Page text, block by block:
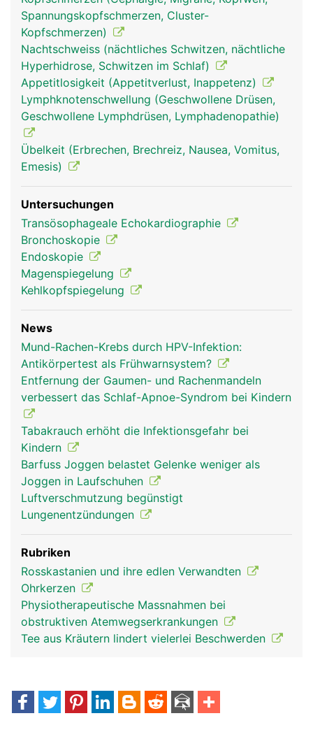
Mittelohr herstellt und für den Druckausgleich
beim Schlucken sorgt.
Rachen Mann
Spannungskopfschmerzen, Cluster-
Kopfschmerzen)
Nachtschweiss (nächtliches Schwitzen, nächtliche
Hyperhidrose, Schwitzen im Schlaf)
Appetitlosigkeit (Appetitverlust, Inappetenz)
Lymphknotenschwellung (Geschwollene Drüsen,
Geschwollene Lymphdrüsen, Lymphadenopathie)
Übelkeit (Erbrechen, Brechreiz, Nausea, Vomitus,
Emesis)
Untersuchungen
Transösophageale Echokardiographie
Bronchoskopie
Endoskopie
Magenspiegelung
Kehlkopfspiegelung
News
Mund-Rachen-Krebs durch HPV-Infektion:
Antikörpertest als Frühwarnsystem?
Entfernung der Gaumen- und Rachenmandeln
verbessert das Schlaf-Apnoe-Syndrom bei Kindern
Tabakrauch erhöht die Infektionsgefahr bei
Kindern
Barfuss Joggen belastet Gelenke weniger als
Joggen in Laufschuhen
Luftverschmutzung begünstigt
Lungenentzündungen
Rubriken
Rosskastanien und ihre edlen Verwandten
Ohrkerzen
Physiotherapeutische Massnahmen bei
obstruktiven Atemwegserkrankungen
Tee aus Kräutern lindert vielerlei Beschwerden